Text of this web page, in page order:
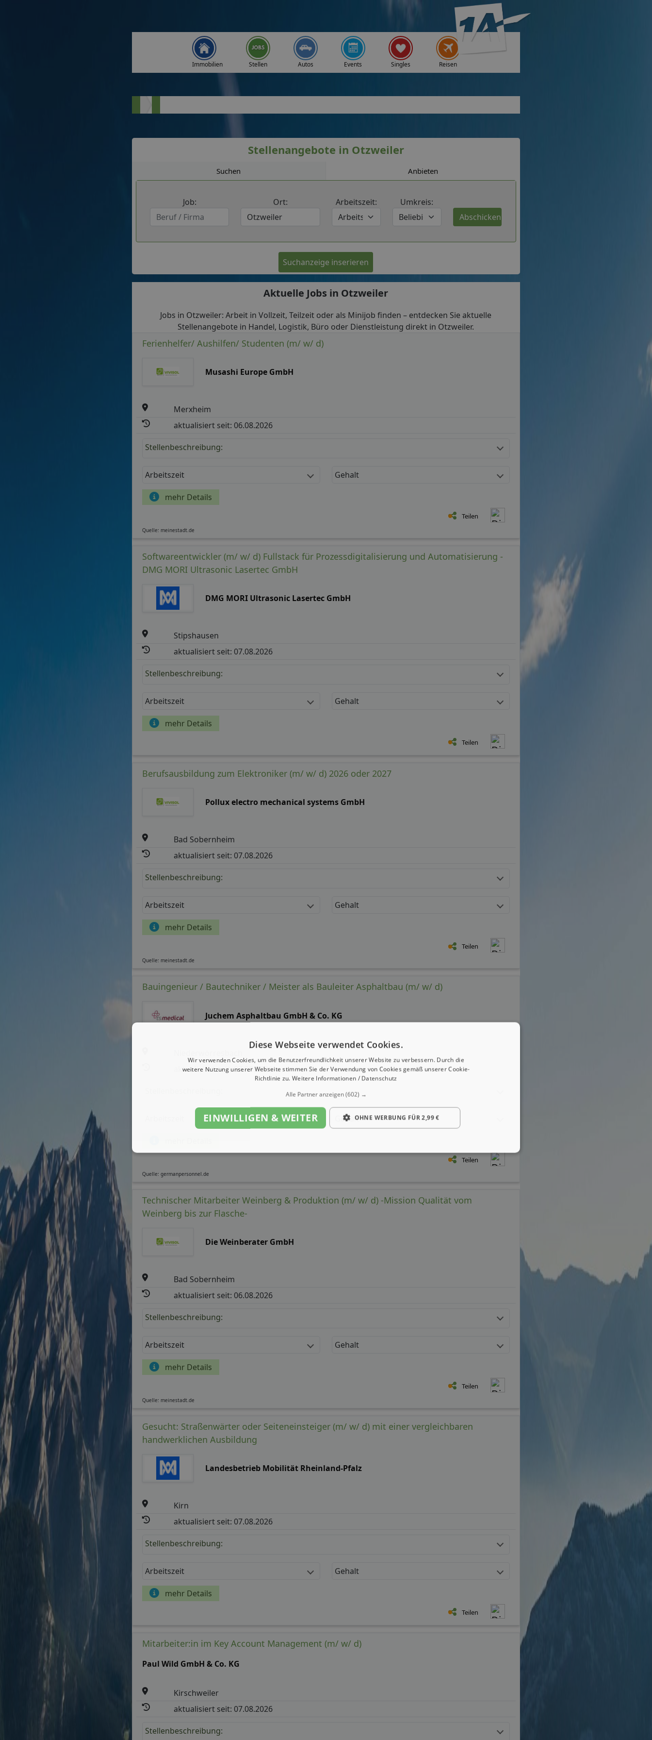
Immobilien Stellen Autos Events Singles Reisen
Stellenangebote in Otzweiler
Suchen Anbieten
Job: Ort: Arbeitszeit: Umkreis:
Suchanzeige inserieren
Aktuelle Jobs in Otzweiler
Jobs in Otzweiler: Arbeit in Vollzeit, Teilzeit oder als Minijob finden – entdecken Sie aktuelle
Stellenangebote in Handel, Logistik, Büro oder Dienstleistung direkt in Otzweiler.
Ferienhelfer/ Aushilfen/ Studenten (m/ w/ d)
Musashi Europe GmbH
Merxheim
aktualisiert seit: 06.08.2026
Stellenbeschreibung:
Arbeitszeit Gehalt
mehr Details
Teilen
Quelle: meinestadt.de
Softwareentwickler (m/ w/ d) Fullstack für Prozessdigitalisierung und Automatisierung -
DMG MORI Ultrasonic Lasertec GmbH
DMG MORI Ultrasonic Lasertec GmbH
Stipshausen
aktualisiert seit: 07.08.2026
Stellenbeschreibung:
Arbeitszeit Gehalt
mehr Details
Teilen
Berufsausbildung zum Elektroniker (m/ w/ d) 2026 oder 2027
Pollux electro mechanical systems GmbH
Bad Sobernheim
aktualisiert seit: 07.08.2026
Stellenbeschreibung:
Arbeitszeit Gehalt
mehr Details
Teilen
Quelle: meinestadt.de
Bauingenieur / Bautechniker / Meister als Bauleiter Asphaltbau (m/ w/ d)
Juchem Asphaltbau GmbH & Co. KG
aktualisiert seit: 07.08.2026
Gehalt
Teilen
Quelle: germanpersonnel.de
Technischer Mitarbeiter Weinberg & Produktion (m/ w/ d) -Mission Qualität vom
Weinberg bis zur Flasche-
Die Weinberater GmbH
Bad Sobernheim
aktualisiert seit: 06.08.2026
Stellenbeschreibung:
Arbeitszeit Gehalt
mehr Details
Teilen
Quelle: meinestadt.de
Gesucht: Straßenwärter oder Seiteneinsteiger (m/ w/ d) mit einer vergleichbaren
handwerklichen Ausbildung
Landesbetrieb Mobilität Rheinland-Pfalz
Kirn
aktualisiert seit: 07.08.2026
Stellenbeschreibung:
Arbeitszeit Gehalt
mehr Details
Teilen
Mitarbeiter:in im Key Account Management (m/ w/ d)
Paul Wild GmbH & Co. KG
Kirschweiler
aktualisiert seit: 07.08.2026
Stellenbeschreibung:
Diese Webseite verwendet Cookies.
Wir verwenden Cookies, um die Benutzerfreundlichkeit unserer Website zu verbessern. Durch die
weitere Nutzung unserer Webseite stimmen Sie der Verwendung von Cookies gemäß unserer Cookie-
Richtlinie zu. Weitere Informationen / Datenschutz
Alle Partner anzeigen(602) →
EINWILLIGEN & WEITER OHNE WERBUNG FÜR 2,99 €